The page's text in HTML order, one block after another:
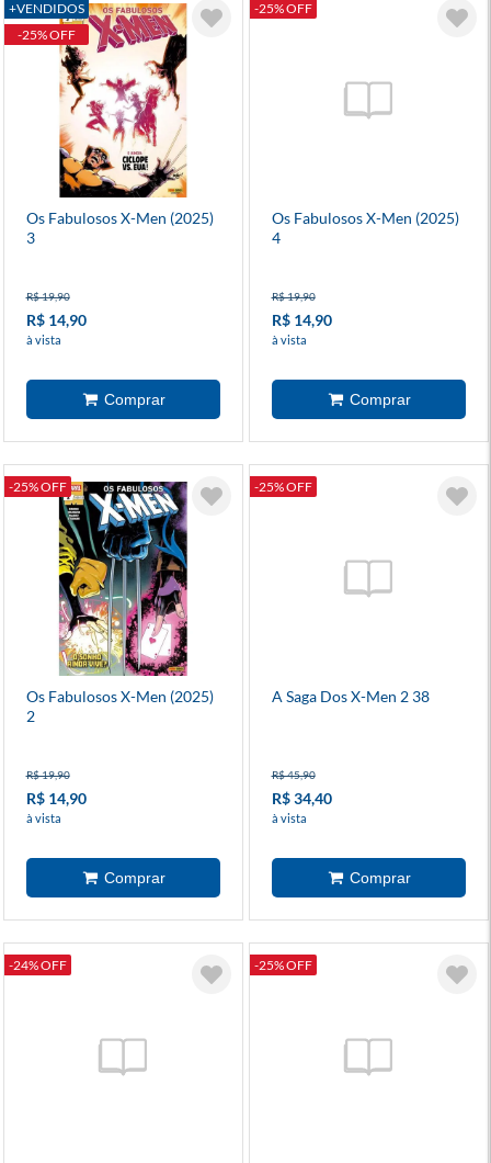
+VENDIDOS
-25% OFF
Os Fabulosos X-Men (2025)
3
R$ 19,90
R$ 14,90
à vista
-25% OFF
Os Fabulosos X-Men (2025)
4
R$ 19,90
R$ 14,90
à vista
-25% OFF
Os Fabulosos X-Men (2025)
2
R$ 19,90
R$ 14,90
à vista
-25% OFF
A Saga Dos X-Men 2 38
R$ 45,90
R$ 34,40
à vista
-24% OFF -25% OFF